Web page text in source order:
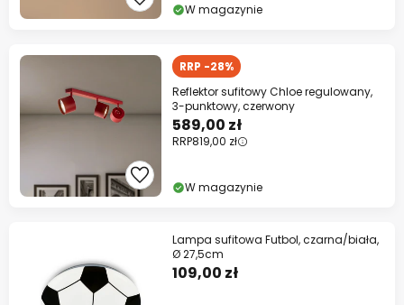
W magazynie
RRP -28%
Reflektor sufitowy Chloe regulowany,
3-punktowy, czerwony
589,00 zł
RRP819,00 zł
W magazynie
Lampa sufitowa Futbol, czarna/biała,
Ø 27,5cm
109,00 zł